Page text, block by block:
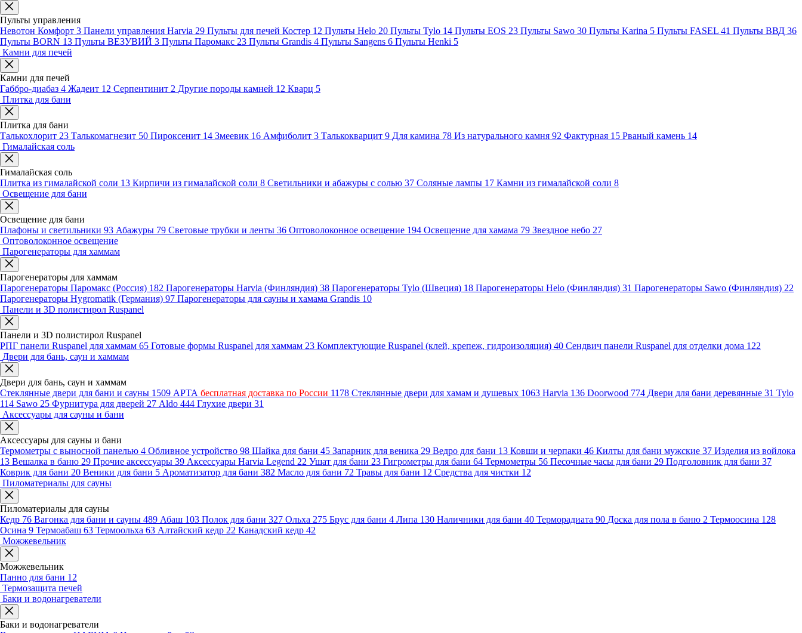
Пульты управления
Невотон Комфорт 3 Панели управления Harvia 29 Пульты для печей Костер 12 Пульты Helo 20 Пульты Tylo 14 Пульты EOS 23 Пульты Sawo 30 Пульты Karina 5 Пульты FASEL 41 Пульты ВВД 36
Пульты BORN 13 Пульты ВЕЗУВИЙ 3 Пульты Паромакс 23 Пульты Grandis 4 Пульты Sangens 6 Пульты Henki 5
Камни для печей
Камни для печей
Габбро-диабаз 4 Жадеит 12 Серпентинит 2 Другие породы камней 12 Кварц 5
Плитка для бани
Плитка для бани
Талькохлорит 23 Талькомагнезит 50 Пироксенит 14 Змеевик 16 Амфиболит 3 Талькокварцит 9 Для камина 78 Из натурального камня 92 Фактурная 15 Рваный камень 14
Гималайская соль
Гималайская соль
Плитка из гималайской соли 13 Кирпичи из гималайской соли 8 Светильники и абажуры с солью 37 Соляные лампы 17 Камни из гималайской соли 8
Освещение для бани
Освещение для бани
Плафоны и светильники 93 Абажуры 79 Световые трубки и ленты 36 Оптоволоконное освещение 194 Освещение для хамама 79 Звездное небо 27
Оптоволоконное освещение
Парогенераторы для хаммам
Парогенераторы для хаммам
Парогенераторы Паромакс (Россия) 182 Парогенераторы Harvia (Финляндия) 38 Парогенераторы Tylo (Швеция) 18 Парогенераторы Helo (Финляндия) 31 Парогенераторы Sawo (Финляндия) 22
Парогенераторы Hygromatik (Германия) 97 Парогенераторы для сауны и хамама Grandis 10
Панели и 3D полистирол Ruspanel
Панели и 3D полистирол Ruspanel
РПГ панели Ruspanel для хаммам 65 Готовые формы Ruspanel для хаммам 23 Комплектующие Ruspanel (клей, крепеж, гидроизоляция) 40 Сендвич панели Ruspanel для отделки дома 122
Двери для бань, саун и хаммам
Двери для бань, саун и хаммам
Стеклянные двери для бани и сауны 1509 АРТА бесплатная доставка по России 1178 Стеклянные двери для хамам и душевых 1063 Harvia 136 Doorwood 774 Двери для бани деревянные 31 Tylo
114 Sawo 25 Фурнитура для дверей 27 Aldo 444 Глухие двери 31
Аксессуары для сауны и бани
Аксессуары для сауны и бани
Термометры с выносной панелью 4 Обливное устройство 98 Шайка для бани 45 Запарник для веника 29 Ведро для бани 13 Ковши и черпаки 46 Килты для бани мужские 37 Изделия из войлока
13 Вешалка в баню 29 Прочие аксессуары 39 Аксессуары Harvia Legend 22 Ушат для бани 23 Гигрометры для бани 64 Термометры 56 Песочные часы для бани 29 Подголовник для бани 37
Коврик для бани 20 Веники для бани 5 Ароматизатор для бани 382 Масло для бани 72 Травы для бани 12 Средства для чистки 12
Пиломатериалы для сауны
Пиломатериалы для сауны
Кедр 76 Вагонка для бани и сауны 489 Абаш 103 Полок для бани 327 Ольха 275 Брус для бани 4 Липа 130 Наличники для бани 40 Терморадиата 90 Доска для пола в баню 2 Термоосина 128
Осина 9 Термоабаш 63 Термоольха 63 Алтайский кедр 22 Канадский кедр 42
Можжевельник
Можжевельник
Панно для бани 12
Термозащита печей
Баки и водонагреватели
Баки и водонагреватели